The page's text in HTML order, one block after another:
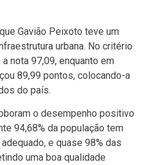
Gavião Peixoto teve um
urbana. No critério
nota 97,09, enquanto em
89,99 pontos, colocando-a
do país.
o desempenho positivo
94,68% da população tem
e quase 98% das
uma boa qualidade